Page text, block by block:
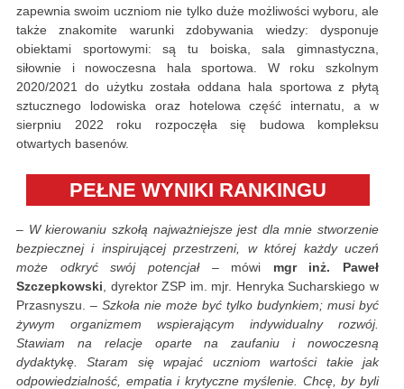
zapewnia swoim uczniom nie tylko duże możliwości wyboru, ale
także znakomite warunki zdobywania wiedzy: dysponuje
obiektami sportowymi: są tu boiska, sala gimnastyczna,
siłownie i nowoczesna hala sportowa. W roku szkolnym
2020/2021 do użytku została oddana hala sportowa z płytą
sztucznego lodowiska oraz hotelowa część internatu, a w
sierpniu 2022 roku rozpoczęła się budowa kompleksu
otwartych basenów.
PEŁNE WYNIKI RANKINGU
– W kierowaniu szkołą najważniejsze jest dla mnie stworzenie
bezpiecznej i inspirującej przestrzeni, w której każdy uczeń
może odkryć swój potencjał– mówi mgr inż. Paweł
Szczepkowski , dyrektor ZSP im. mjr. Henryka Sucharskiego w
Przasnyszu. – Szkoła nie może być tylko budynkiem; musi być
żywym organizmem wspierającym indywidualny rozwój.
Stawiam na relacje oparte na zaufaniu i nowoczesną
dydaktykę. Staram się wpajać uczniom wartości takie jak
odpowiedzialność, empatia i krytyczne myślenie. Chcę, by byli